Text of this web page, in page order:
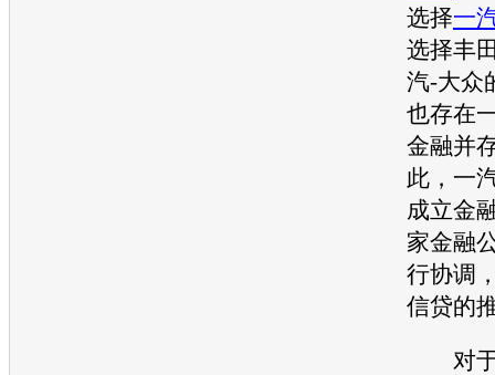
选择一
选择丰
汽-大众
也存在
金融并
此， 一
成立金
家金融
行协调
信贷的
对于